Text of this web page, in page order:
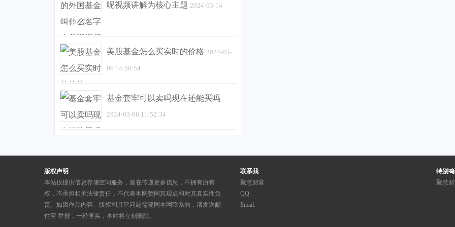
呢视频讲解为核心主题 2024-03-14
05:39:57
美股基金怎么买实时的价格 2024-03-
06 14:50:54
基金套牢可以卖吗现在还能买吗
2024-03-06 11:52:34
版权声明
本站仅提供信息存储空间服务，旨在传递更多信息，不拥有所有
权，不承担相关法律责任，不代表本网赞同其观点和对其真实性负
责。如因作品内容、版权和其它问题需要同本网联系的，请发送邮
件至 举报，一经查实，本站将立刻删除。
联系我
聚慧财富
QQ:
Email:
特别
聚慧